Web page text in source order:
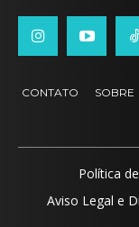
CONTATO SOBRE
Política
Aviso Legal e